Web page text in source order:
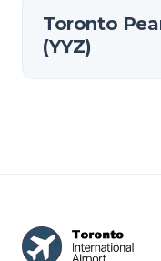
Toronto
(YYZ)